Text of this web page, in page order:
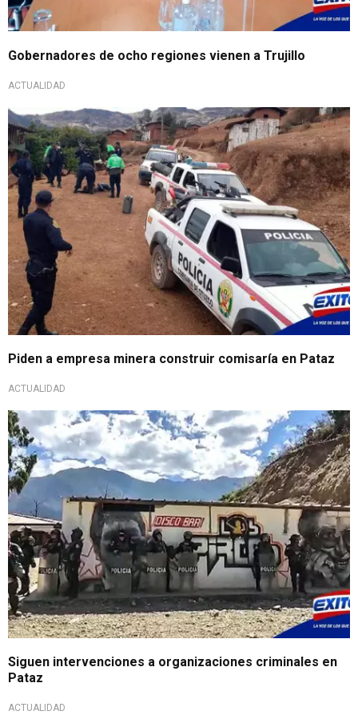
Gobernadores de ocho regiones vienen a Trujillo
ACTUALIDAD
Piden a empresa minera construir comisaría en Pataz
ACTUALIDAD
Siguen intervenciones a organizaciones criminales en
Pataz
ACTUALIDAD